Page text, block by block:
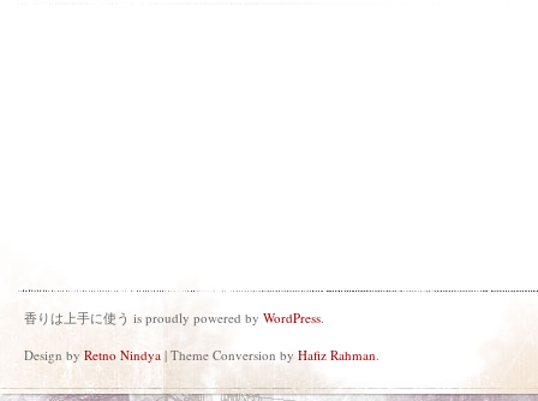
香りは上手に使う is proudly powered by WordPress.
Design by Retno Nindya | Theme Conversion by Hafiz Rahman.